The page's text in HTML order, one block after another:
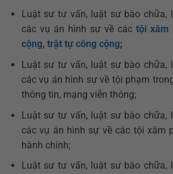
Luật sư tư vấn, luật sư bào chữa,
các vụ án hình sự về các tội xâm
cộng, trật tự công cộng;
Luật sư tư vấn, luật sư bào chữa,
các vụ án hình sự về tội phạm
thông tin, mạng viễn thông;
Luật sư tư vấn, luật sư bào chữa,
các vụ án hình sự về các tội xâm
hành chính;
Luật sư tư vấn, luật sư bào chữa,